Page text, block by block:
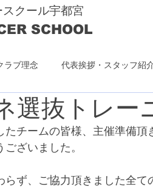
クール宇都宮
SCHOOL
ラブ理念 代表挨拶・スタッフ紹
選抜トレー
たチームの皆様、主催準備
ざいました。
らず、ご協力頂きました全